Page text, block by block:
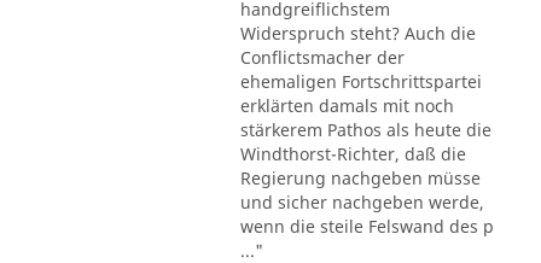
handgreiflichstem
Widerspruch steht? Auch die
Conflictsmacher der
ehemaligen Fortschrittspartei
erklärten damals mit noch
stärkerem Pathos als heute die
Windthorst-Richter, daß die
Regierung nachgeben müsse
und sicher nachgeben werde,
wenn die steile Felswand des p
..."